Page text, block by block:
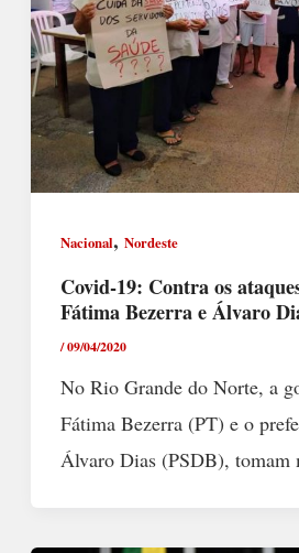
Nacional, Nordeste
Covid-19: Contra os
Fátima Bezerra e Álvaro
/09/04/2020
No Rio Grande do Norte, a
Fátima Bezerra (PT) e o
Álvaro Dias (PSDB), tomam